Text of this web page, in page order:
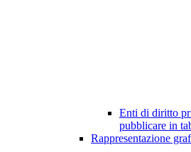
Enti di diritto
pubblicare in
Rappresentazione